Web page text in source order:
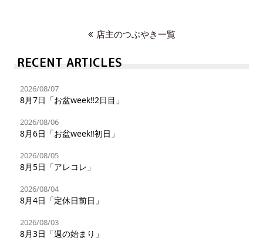
店主のつぶやき一覧
RECENT ARTICLES
2026/08/07
8月7日「お盆week‼︎2日目」
2026/08/06
8月6日「お盆week‼︎初日」
2026/08/05
8月5日「アレコレ」
2026/08/04
8月4日「定休日前日」
2026/08/03
8月3日「週の始まり」